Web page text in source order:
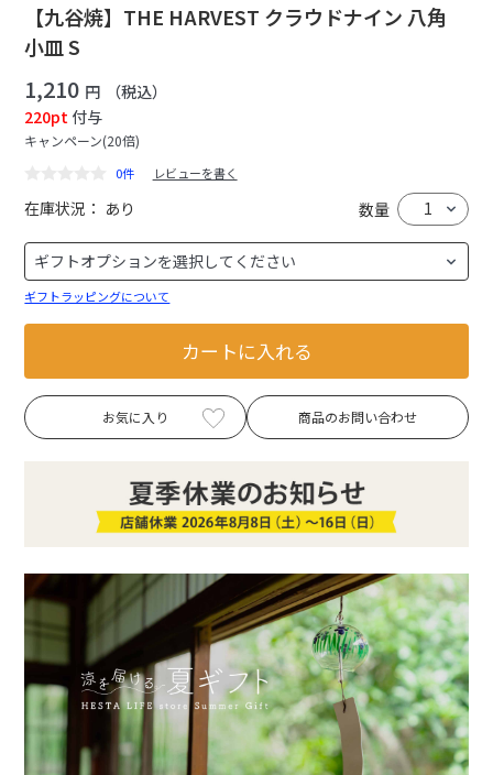
【九谷焼】THE HARVEST クラウドナイン 八角
小皿 S
1,210 円
（税込）
220pt 付与
キャンペーン(20倍)
0件 レビューを書く
在庫状況： あり 数量
ギフトラッピングについて
カートに入れる
お気に入り 商品のお問い合わせ